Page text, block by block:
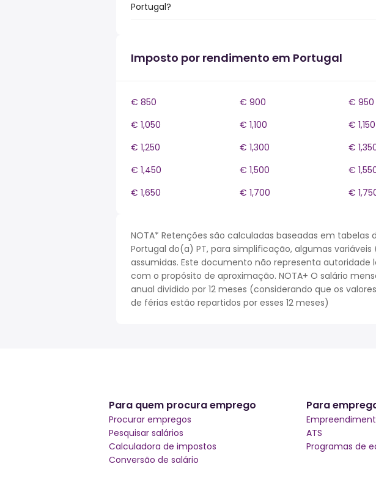
Portugal?
Imposto por rendimento em Portugal
€ 850 € 900 € 950
€ 1,050
€ 1,100 € 1,150
€ 1,250
€ 1,300 €
€ 1,450
€ 1,500 €
€ 1,650
€ 1,700 €
NOTA* Retenções são calculadas baseadas em
Portugal do(a) PT, para simplificação, algumas
assumidas. Este documento não representa autoridade
com o propósito de aproximação. NOTA+ O salário
anual dividido por 12 meses (considerando que os
de férias estão repartidos por esses 12 meses)
Para quem procura emprego
Procurar empregos
Pesquisar salários
Calculadora de impostos
Conversão de salário
Para
ATS
Programas de